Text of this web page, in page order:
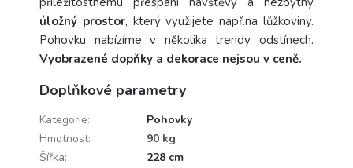
úložný prostor, který využijete např.na lůžkoviny.
Pohovku nabízíme v několika trendy odstínech.
Vyobrazené dopňky a dekorace nejsou v ceně.
Doplňkové parametry
Kategorie:
Pohovky
Hmotnost:
90 kg
Šířka:
228 cm